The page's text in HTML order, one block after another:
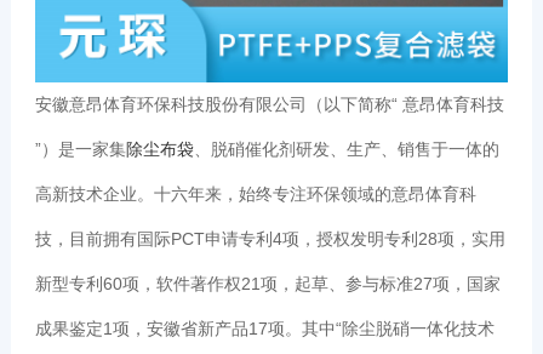
安徽意昂体育环保科技股份有限公司（以下简称“ 意昂体育科技
”）是一家集除尘布袋、脱硝催化剂研发、生产、销售于一体的
高新技术企业。十六年来，始终专注环保领域的意昂体育科
技，目前拥有国际PCT申请专利4项，授权发明专利28项，实用
新型专利60项，软件著作权21项，起草、参与标准27项，国家
成果鉴定1项，安徽省新产品17项。其中“除尘脱硝一体化技术